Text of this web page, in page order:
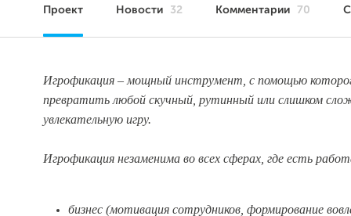
Проект Новости 32 Комментарии 70
Игрофикация – мощный инструмент, с помощью
превратить любой скучный, рутинный или слишком
увлекательную игру.
Игрофикация незаменима во всех сферах, где есть
бизнес (мотивация сотрудников, формирование